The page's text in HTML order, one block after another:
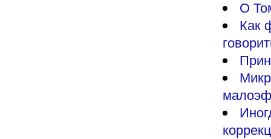
О
Как